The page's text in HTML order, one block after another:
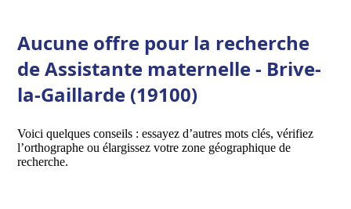
Aucune offre pour la recherche
de Assistante maternelle - Brive-
la-Gaillarde (19100)
Voici quelques conseils : essayez d’autres mots clés, vérifiez
l’orthographe ou élargissez votre zone géographique de
recherche.